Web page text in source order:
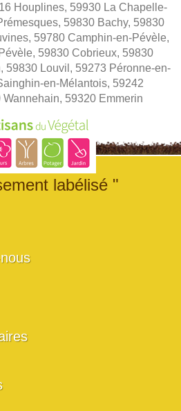
Houplines, 59930 La Chapelle-
59830 Bachy, 59830
59780 Camphin-en-Pévèle,
59830 Cobrieux, 59830
59830 Louvil, 59273 Péronne-en-
en-Mélantois, 59242
59320 Emmerin
labélisé "